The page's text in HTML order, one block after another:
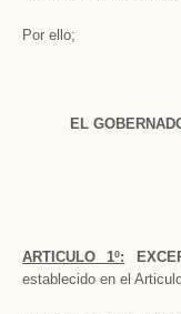
Por ello;
EL
ARTICULO 1º:
establecido en el